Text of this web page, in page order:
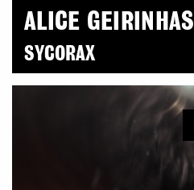
ALICE GEIRINHAS
SYCORAX